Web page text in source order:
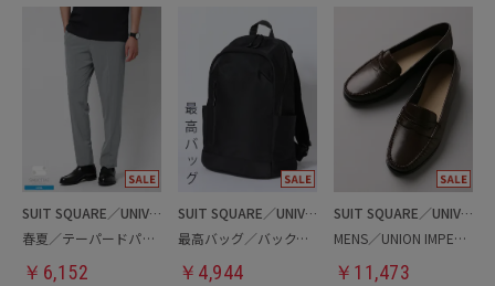
SUIT SQUARE／UNIVERSAL LANGUAGE
春夏／テーパードパンツ
￥ 6,152
SUIT SQUARE／UNIVERSAL LANGUAGE
最高バッグ／バックパック
￥ 4,944
SUIT SQUARE／UNIVERSAL LANGUAGE
MENS／UNION IMPERIAL監修／コインローファー
￥ 11,473